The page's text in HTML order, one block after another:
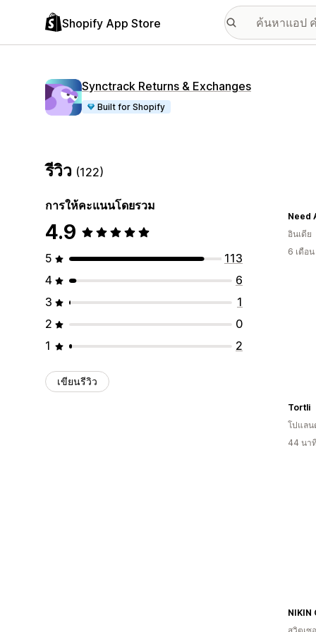
Shopify App Store
Synctrack Returns & Exchanges
Built for Shopify
รีวิว (122)
การให้คะแนนโดยรวม
4.9
5
113
4
6
3
1
2
0
1
2
เขียนรีวิว
อินเดีย
6 เดือ
Tortli
โปแลน
44 นา
NIKIN